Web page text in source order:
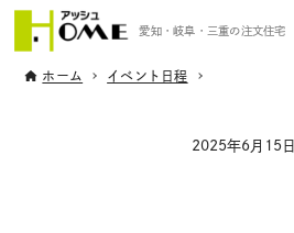
愛知・岐阜・三重の注文住宅
ホーム イベント日程
2025年6月15日